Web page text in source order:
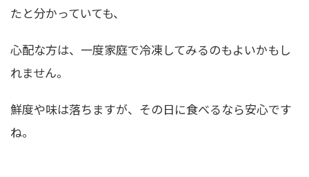
たと分かっていても、
心配な方は、一度家庭で冷凍してみるのもよいかもし
れません。
鮮度や味は落ちますが、その日に食べるなら安心です
ね。